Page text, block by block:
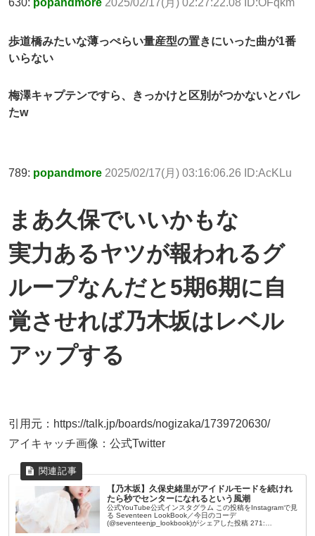
630: popandmore 2025/02/17(月) 02:27:22.08 ID:OFqkm
歩道橋みたいな薄っぺらい量産型の置きにいった曲が1番
いらない
梅澤キャプテンですら、きっかけと区別がつかないとバレ
たw
789: popandmore 2025/02/17(月) 03:16:06.26 ID:AcKLu
まあ久保でいいかもな
実力あるヤツが報われるグ
ループなんだと5期6期に自
覚させれば乃木坂はレベル
アップする
引用元：https://talk.jp/boards/nogizaka/1739720630/
アイキャッチ画像：公式Twitter
【乃木坂】久保史緒里がアイドルモードを続けれ
たら秒でセンターになれるという風潮
公式YouTube公式インスタグラム この投稿をInstagramで見
る Seventeen LookBook／今日のコーデ
(@seventeenjp_lookbook)がシェアした投稿 271: